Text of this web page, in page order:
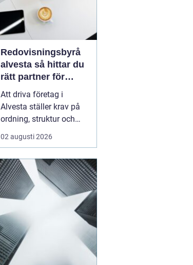
Redovisningsbyrå
alvesta så hittar du
rätt partner för
företagets ekonomi
Att driva företag i
Alvesta ställer krav på
ordning, struktur och
trygghet i ekonomin.
Många företagare vill
försäljning och
verksamhet inte på
bokföring,
kvittoredovisning och
rapporter. Därför väljer
allt fler att samarbet...
02 augusti 2026